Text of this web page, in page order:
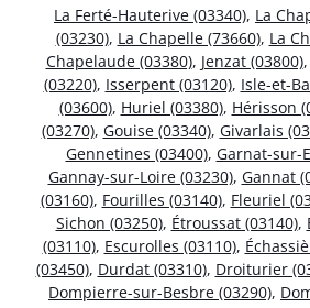
La Ferté-Hauterive (03340), La
(03230), La Chapelle (73660), La
Chapelaude (03380), Jenzat (03800),
(03220), Isserpent (03120), Isle-et-
(03600), Huriel (03380), Hérisson
(03270), Gouise (03340), Givarlais
Gennetines (03400), Garnat-sur-
Gannay-sur-Loire (03230), Gannat
(03160), Fourilles (03140), Fleuriel
Sichon (03250), Étroussat (03140),
(03110), Escurolles (03110),
(03450), Durdat (03310), Droiturier
Dompierre-sur-Besbre (03290),